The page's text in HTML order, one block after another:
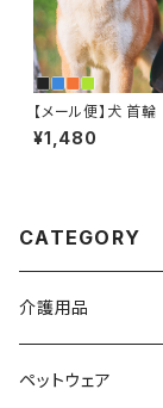
【メール便】犬 首
セット 散歩 反射テ
ラー メッシュ 中型
¥1,480
CATEGORY
介護用品
ペットウェア